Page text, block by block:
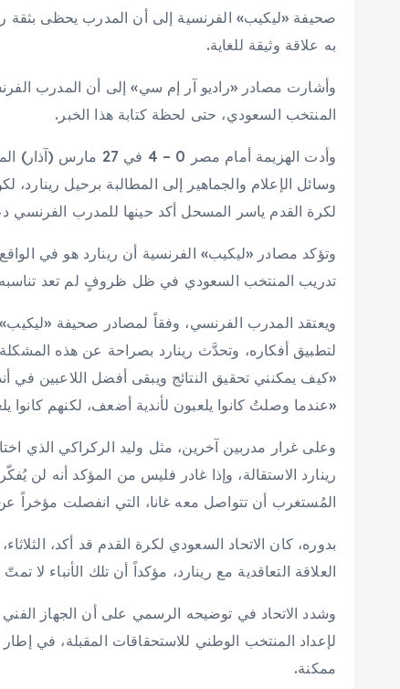
صحيفة «ليكيب» الفرنسية إلى أن المدرب يحظى بثقة
به علاقة وثيقة للغاية.
وأشارت مصادر «راديو آر إم سي» إلى أن المدرب
المنتخب السعودي، حتى لحظة كتابة هذا الخبر.
وأدت الهزيمة أمام
وسائل الإعلام والجماهير إلى المطالبة برحيل
لكرة القدم ياسر المسحل أكد حينها للمدرب
وتؤكد مصادر «ليكيب» الفرنسية أن رينارد هو في
تدريب المنتخب السعودي في ظل ظروفٍ لم تعد
ويعتقد المدرب الفرنسي، وفقاً لمصادر صحيفة
لتطبيق أفكاره، وتحدَّث رينارد بصراحة عن هذه
«كيف يمكنني تحقيق النتائج ويبقى أفضل اللاعبين في
«عندما وصلتُ كانوا يلعبون لأندية أضعف، لكنهم كانوا
وعلى غرار مدربين آخرين، مثل وليد الركراكي الذي
رينارد الاستقالة، وإذا غادر فليس من المؤكد أنه لن
المُستغرب أن تتواصل معه غانا، التي انفصلت مؤخراً
بدوره، كان الاتحاد السعودي لكرة القدم قد أكد،
العلاقة التعاقدية مع رينارد، مؤكداً أن تلك الأنباء لا
وشدد الاتحاد في توضيحه الرسمي على أن الجهاز
لإعداد المنتخب الوطني للاستحقاقات المقبلة، في
ممكنة.